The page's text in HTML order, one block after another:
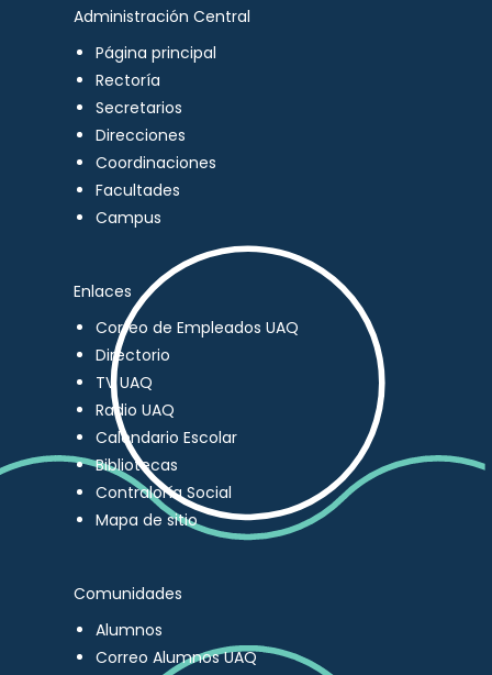
Administración Central
Página principal
Rectoría
Secretarios
Direcciones
Coordinaciones
Facultades
Campus
Enlaces
Correo de Empleados UAQ
Directorio
TV UAQ
Radio UAQ
Calendario Escolar
Bibliotecas
Contraloría Social
Mapa de sitio
Comunidades
Alumnos
Correo Alumnos UAQ